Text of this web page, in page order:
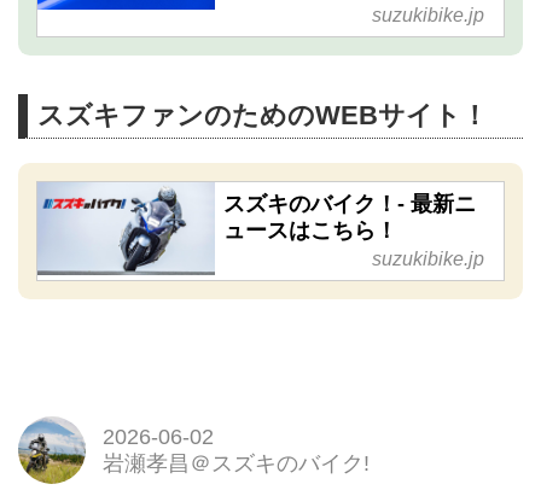
suzukibike.jp
スズキファンのためのWEBサイト！
スズキのバイク！- 最新ニ
ュースはこちら！
suzukibike.jp
2026-06-02
岩瀬孝昌＠スズキのバイク!